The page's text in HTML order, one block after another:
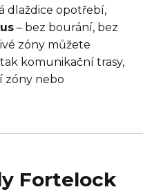
dlaždice opotřebí,
– bez bourání, bez
zóny můžete
komunikační trasy,
zóny nebo
Fortelock